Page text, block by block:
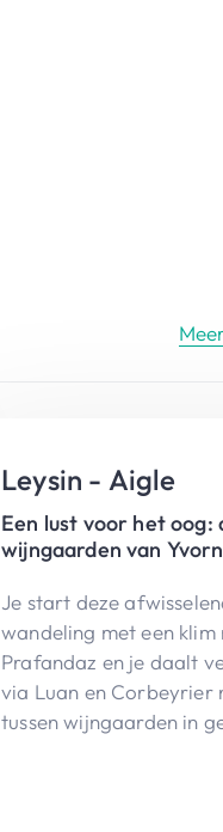
Leysin - Aigle
Een lust voor het oog:
wijngaarden van
Je start deze
wandeling met een klim
Prafandaz en je daalt
via Luan en Corbeyrier
tussen wijngaarden in